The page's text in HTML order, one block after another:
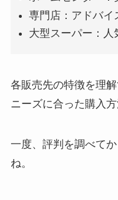
専門店：アドバイ
大型スーパー：人
各販売先の特徴を理
ニーズに合った購入方
一度、評判を調べて
ね。